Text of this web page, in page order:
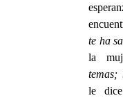
te ha
la
temas;
le